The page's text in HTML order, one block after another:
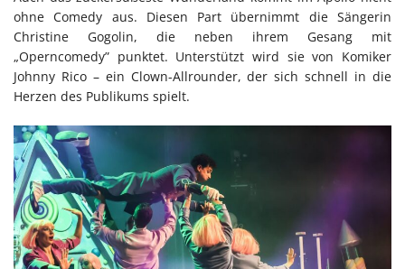
ohne Comedy aus. Diesen Part übernimmt die Sängerin
Christine Gogolin, die neben ihrem Gesang mit
„Operncomedy” punktet. Unterstützt wird sie von Komiker
Johnny Rico – ein Clown-Allrounder, der sich schnell in die
Herzen des Publikums spielt.